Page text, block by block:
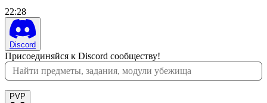
22:28
Discord
Присоединяйся к Discord сообществу!
PVP